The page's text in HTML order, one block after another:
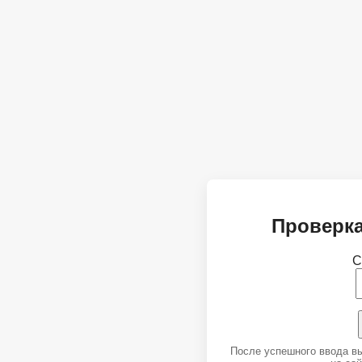
После успешного ввода